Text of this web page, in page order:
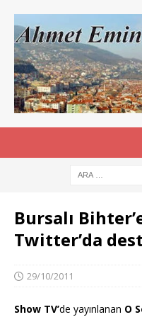
Bursalı
Twitter’da
29/10/2011
Show TV’de yayınlanan O